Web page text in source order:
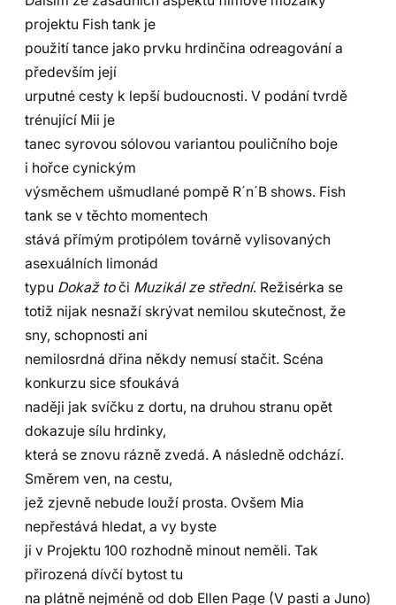
projektu Fish tank je
použití tance jako prvku hrdinčina odreagování a
především její
urputné cesty k lepší budoucnosti. V podání tvrdě
trénující Mii je
tanec syrovou sólovou variantou pouličního boje
i hořce cynickým
výsměchem ušmudlané pompě R´n´B shows. Fish
tank se v těchto momentech
stává přímým protipólem továrně vylisovaných
asexuálních limonád
typu Dokaž toči Muzikál ze střední. Režisérka se
totiž nijak nesnaží skrývat nemilou skutečnost, že
sny, schopnosti ani
nemilosrdná dřina někdy nemusí stačit. Scéna
konkurzu sice sfoukává
naději jak svíčku z dortu, na druhou stranu opět
dokazuje sílu hrdinky,
která se znovu rázně zvedá. A následně odchází.
Směrem ven, na cestu,
jež zjevně nebude louží prosta. Ovšem Mia
nepřestává hledat, a vy byste
ji v Projektu 100 rozhodně minout neměli. Tak
přirozená dívčí bytost tu
na plátně nejméně od dob Ellen Page (V pasti a Juno)